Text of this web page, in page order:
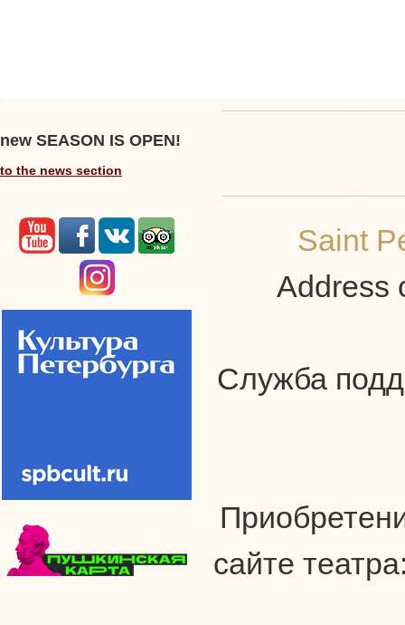
new SEASON IS OPEN!
to the news section
Saint
Address
Служба
сайте